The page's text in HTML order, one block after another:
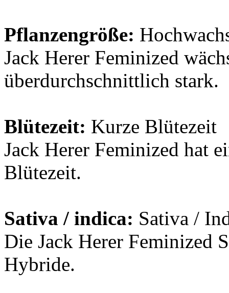
Pflanzengröße:
Jack Herer Feminized
überdurchschnittlich stark.
Blütezeit: Kurze Blütezeit
Jack Herer Feminized hat
Blütezeit.
Sativa / indica: Sativa /
Die Jack Herer Feminized
Hybride.